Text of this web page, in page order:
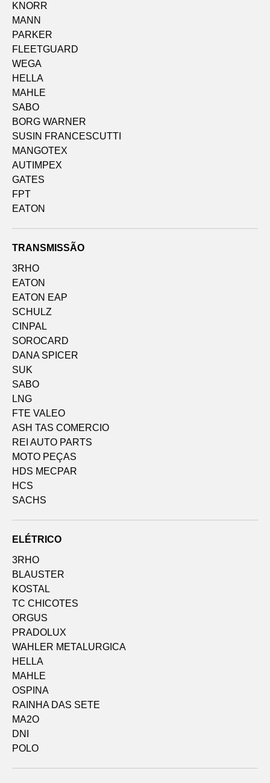
KNORR
MANN
PARKER
FLEETGUARD
WEGA
HELLA
MAHLE
SABO
BORG WARNER
SUSIN FRANCESCUTTI
MANGOTEX
AUTIMPEX
GATES
FPT
EATON
TRANSMISSÃO
3RHO
EATON
EATON EAP
SCHULZ
CINPAL
SOROCARD
DANA SPICER
SUK
SABO
LNG
FTE VALEO
ASH TAS COMERCIO
REI AUTO PARTS
MOTO PEÇAS
HDS MECPAR
HCS
SACHS
ELÉTRICO
3RHO
BLAUSTER
KOSTAL
TC CHICOTES
ORGUS
PRADOLUX
WAHLER METALURGICA
HELLA
MAHLE
OSPINA
RAINHA DAS SETE
MA2O
DNI
POLO